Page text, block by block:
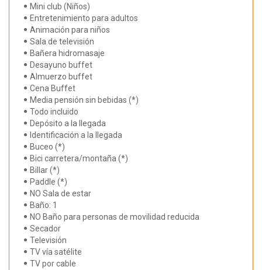
Mini club (Niños)
Entretenimiento para adultos
Animación para niños
Sala de televisión
Bañera hidromasaje
Desayuno buffet
Almuerzo buffet
Cena Buffet
Media pensión sin bebidas (*)
Todo incluido
Depósito a la llegada
Identificación a la llegada
Buceo (*)
Bici carretera/montaña (*)
Billar (*)
Paddle (*)
NO Sala de estar
Baño: 1
NO Baño para personas de movilidad reducida
Secador
Televisión
TV vía satélite
TV por cable